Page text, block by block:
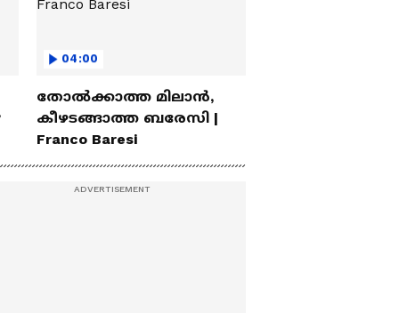
04:00
തോല്‍ക്കാത്ത മിലാന്‍,
കീഴടങ്ങാത്ത ബരേസി |
Franco Baresi